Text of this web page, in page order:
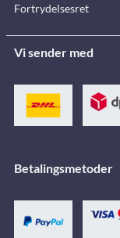
Fortrydelsesret
Vi sender med
Betalingsmetoder